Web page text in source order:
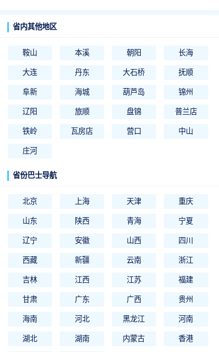
省内其他地区
鞍山 本溪 朝阳 长海
大连 丹东 大石桥 抚顺
阜新 海城 葫芦岛 锦州
辽阳 旅顺 盘锦 普兰店
铁岭 瓦房店 营口 中山
庄河
省份巴士导航
北京 上海 天津 重庆
山东 陕西 青海 宁夏
辽宁 安徽 山西 四川
西藏 新疆 云南 浙江
吉林 江西 江苏 福建
甘肃 广东 广西 贵州
海南 河北 黑龙江 河南
湖北 湖南 内蒙古 香港